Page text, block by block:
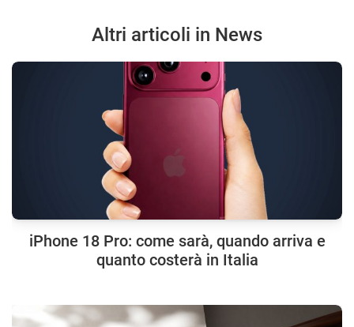
Altri articoli in News
iPhone 18 Pro: come sarà, quando arriva e
quanto costerà in Italia